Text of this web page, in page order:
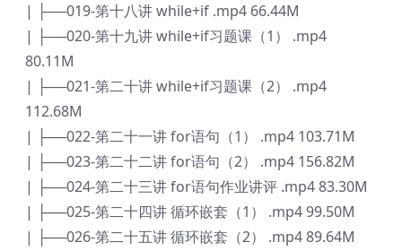
| ├──019-第十八讲 while+if .mp4 66.44M
| ├──020-第十九讲 while+if习题课（1） .mp4
80.11M
| ├──021-第二十讲 while+if习题课（2） .mp4
112.68M
| ├──022-第二十一讲 for语句（1） .mp4 103.71M
| ├──023-第二十二讲 for语句（2） .mp4 156.82M
| ├──024-第二十三讲 for语句作业讲评 .mp4 83.30M
| ├──025-第二十四讲 循环嵌套（1） .mp4 99.50M
| ├──026-第二十五讲 循环嵌套（2） .mp4 89.64M